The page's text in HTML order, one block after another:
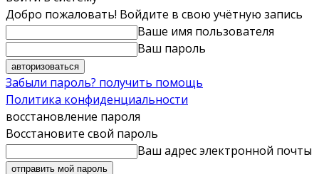
Добро пожаловать! Войдите в свою учётную запись
Ваше имя пользователя
Ваш пароль
Забыли пароль? получить помощь
Политика конфиденциальности
восстановление пароля
Восстановите свой пароль
Ваш адрес электронной почты